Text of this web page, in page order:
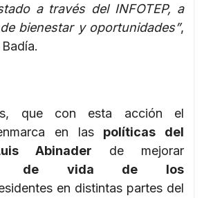
a través del INFOTEP, a
bienestar y oportunidades”,
que con esta acción el
en las políticas del
Abinader de mejorar
de vida de los
en distintas partes del